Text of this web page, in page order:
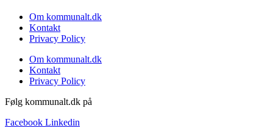
Om kommunalt.dk
Kontakt
Privacy Policy
Om kommunalt.dk
Kontakt
Privacy Policy
Følg kommunalt.dk på
Facebook Linkedin